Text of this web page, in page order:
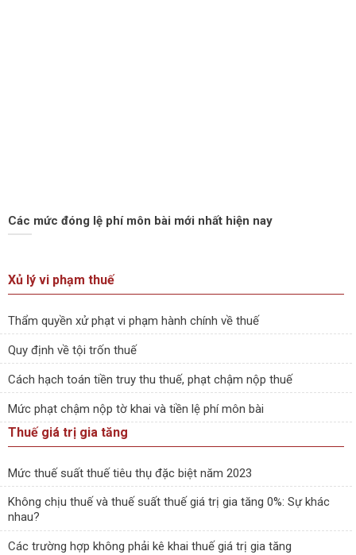
Các mức đóng lệ phí môn bài mới nhất hiện nay
Xủ lý vi phạm thuế
Thẩm quyền xử phạt vi phạm hành chính về thuế
Quy định về tội trốn thuế
Cách hạch toán tiền truy thu thuế, phạt chậm nộp thuế
Mức phạt chậm nộp tờ khai và tiền lệ phí môn bài
Thuế giá trị gia tăng
Mức thuế suất thuế tiêu thụ đặc biệt năm 2023
Không chịu thuế và thuế suất thuế giá trị gia tăng 0%: Sự khác
nhau?
Các trường hợp không phải kê khai thuế giá trị gia tăng